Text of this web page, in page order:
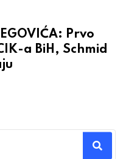
Prvo
a BiH, Schmid